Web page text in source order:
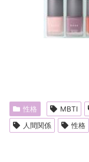
性格 MBTI
人間関係
性格